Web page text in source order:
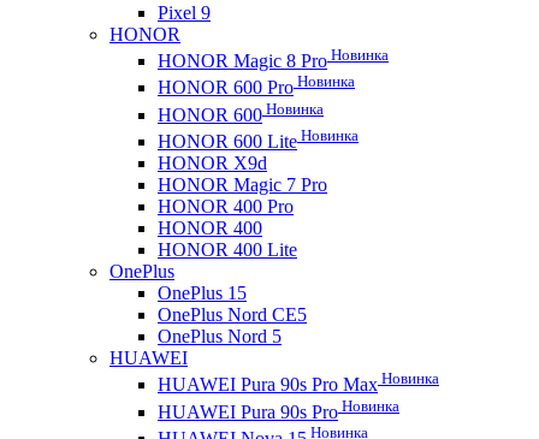
Pixel 9
HONOR
HONOR Magic 8 Pro Новинка
HONOR 600 Pro Новинка
HONOR 600 Новинка
HONOR 600 Lite Новинка
HONOR X9d
HONOR Magic 7 Pro
HONOR 400 Pro
HONOR 400
HONOR 400 Lite
OnePlus
OnePlus 15
OnePlus Nord CE5
OnePlus Nord 5
HUAWEI
HUAWEI Pura 90s Pro Max Новинка
HUAWEI Pura 90s Pro Новинка
Новинка